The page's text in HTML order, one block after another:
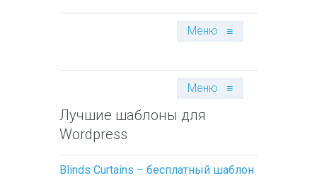
Меню ≡
Меню ≡
Лучшие шаблоны для
Wordpress
Blinds Curtains – бесплатный шаблон